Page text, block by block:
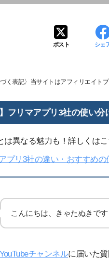
ポスト シェ
づく表記〉当サイトはアフィリエイト
フリマアプリ3社の使い分
は異なる魅力も！詳しくは
プリ3社の違い・おすすめの
こんにちは、きゃたぬきで
YouTubeチャンネルに届いた